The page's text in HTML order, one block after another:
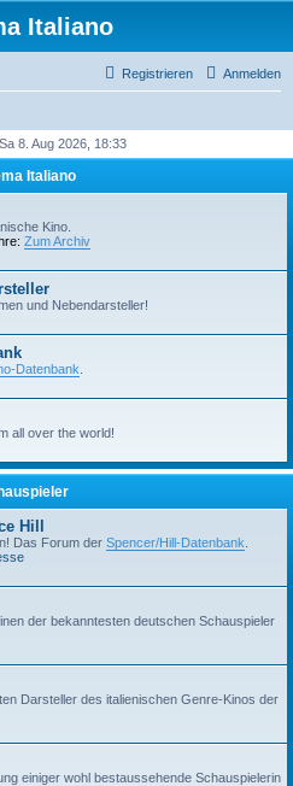
Italiano
Anmelden
Registrieren
8. Aug 2026, 18:33
Italiano
Kino.
Zum Archiv
und Nebendarsteller!
Datenbank
all over the world!
Hill
Das Forum der Spencer/Hill-Datenbank
der bekanntesten deutschen Schauspieler
Darsteller des italienischen Genre-Kinos der
einiger wohl bestaussehende Schauspielerin